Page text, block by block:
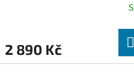
2 890 Kč